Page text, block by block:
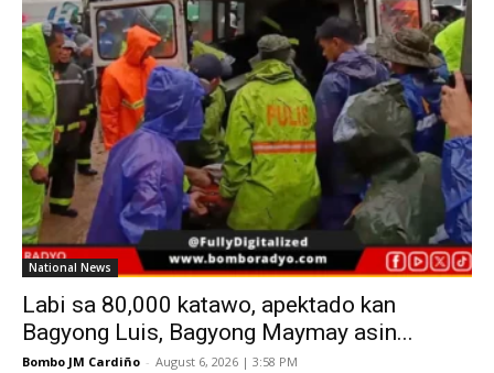
National News
Labi sa 80,000 katawo, apektado kan
Bagyong Luis, Bagyong Maymay asin...
Bombo JM Cardiño - August 6, 2026 | 3:58 PM